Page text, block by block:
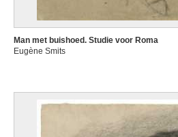
Man met buishoed. Studie voor Roma
Eugène Smits